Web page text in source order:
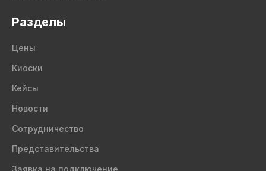
Разделы
Цены
Киоски
Кейсы
Новости
Сотрудничество
Представительства
Заявка на подключение